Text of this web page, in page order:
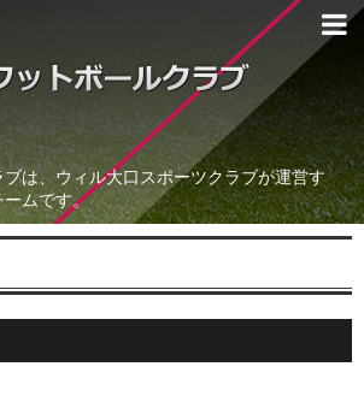
は、ウィル大口スポーツクラブが運営す
ームです。